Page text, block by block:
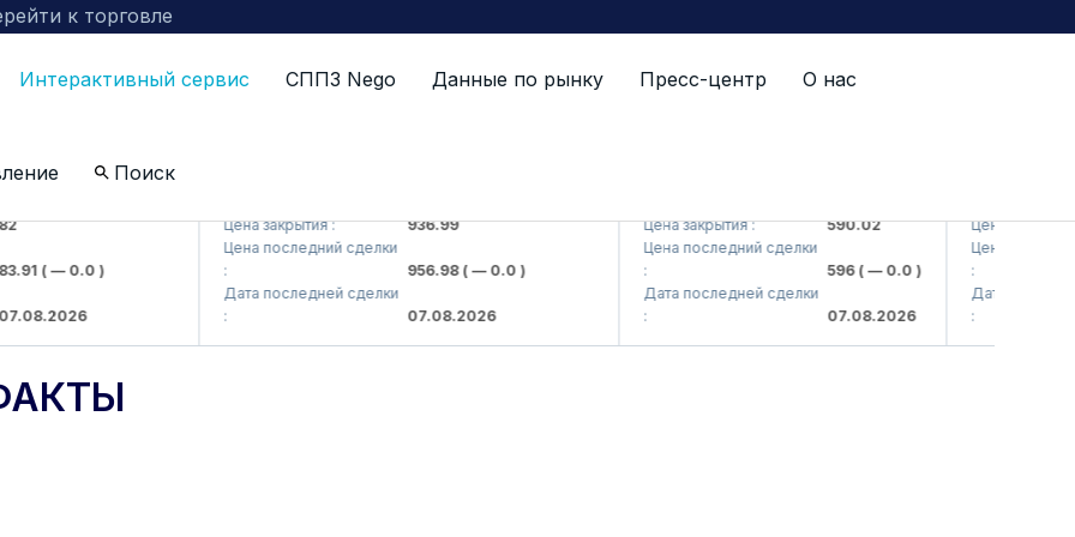
к торговле
Интерактивный сервис СППЗ Nego Данные по рынку Пресс-центр О нас
Поиск
( — 0.0 )
Цена закрытия :
936.99
Цена последний сделки
956.98( — 0.0 )
Дата последней сделки
07.08.2026
Цена закрытия :
590.02
Цена последний сделки
596( — 0.0 )
Дата последней сделки
07.08.2026
Цена закрытия :
Цена последний
Дата последней